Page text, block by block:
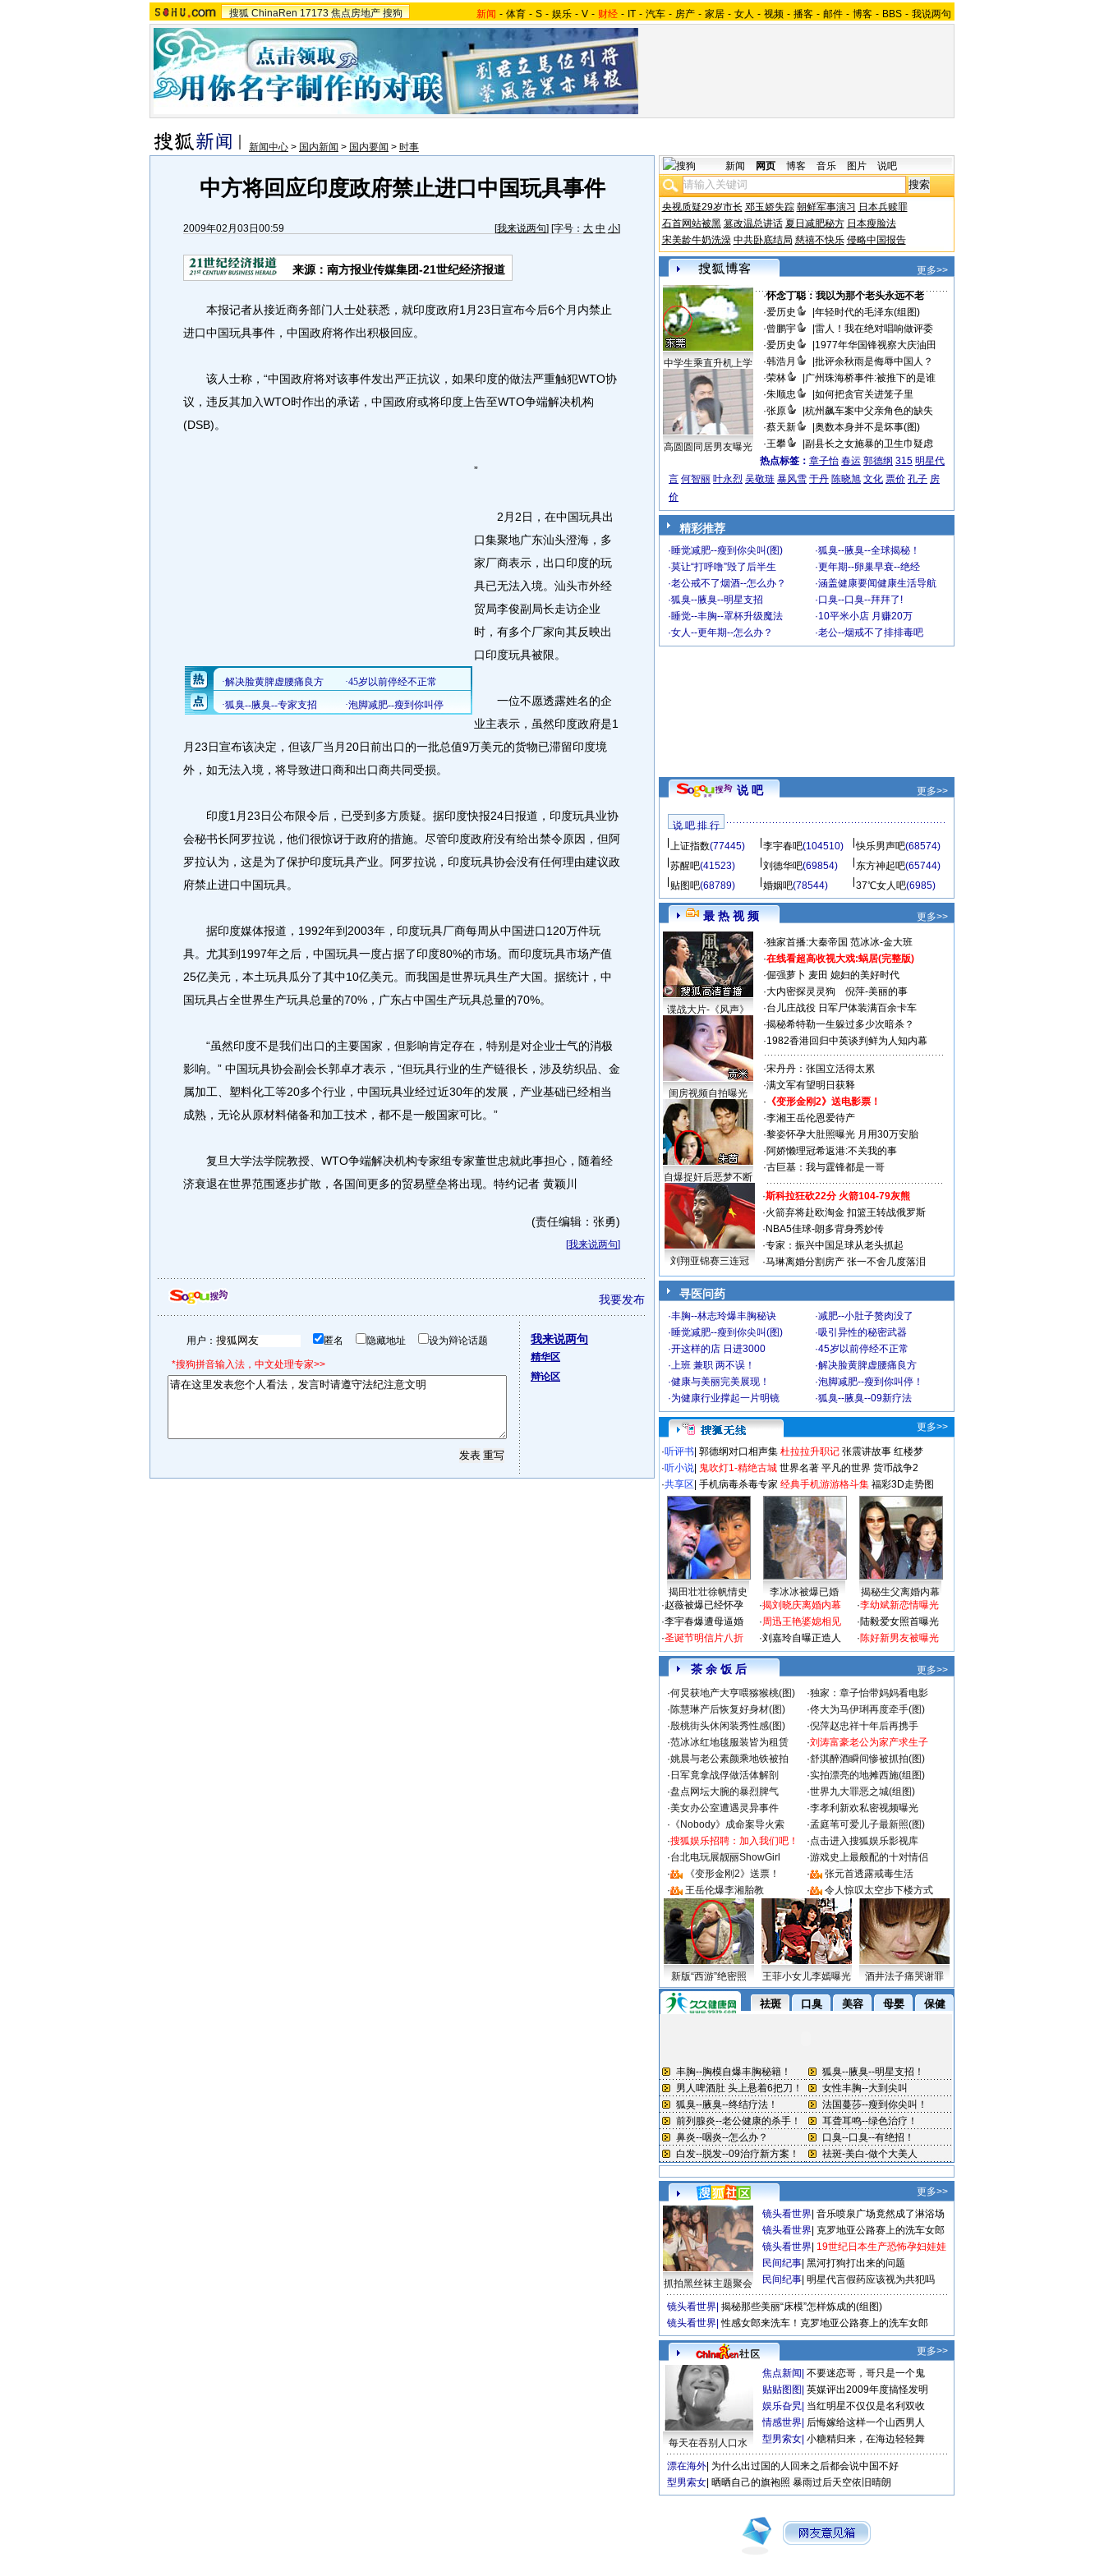
搜狐 ChinaRen 17173 焦点房地产 搜狗 新闻 - 体育 - S - 娱乐 - V - 财经 - IT - 汽车 - 房产 - 家居 - 女人 - 视频 - 播客 - 邮件 - 博客 - BBS - 我说两句
新闻中心 > 国内新闻 > 国内要闻 > 时事
中方将回应印度政府禁止进口中国玩具事件
2009年02月03日00:59 [我来说两句] [字号： 大 中 小]
来源：南方报业传媒集团-21世纪经济报道
本报记者从接近商务部门人士处获悉，就印度政府1月23日宣布今后6个月内禁止
进口中国玩具事件，中国政府将作出积极回应。
该人士称，“中国政府将对该事件发出严正抗议，如果印度的做法严重触犯WTO协
议，违反其加入WTO时作出的承诺，中国政府或将印度上告至WTO争端解决机构
(DSB)。
”
2月2日，在中国玩具出
口集聚地广东汕头澄海，多
家厂商表示，出口印度的玩
具已无法入境。汕头市外经
贸局李俊副局长走访企业
时，有多个厂家向其反映出
口印度玩具被限。
一位不愿透露姓名的企
业主表示，虽然印度政府是1
月23日宣布该决定，但该厂当月20日前出口的一批总值9万美元的货物已滞留印度境
外，如无法入境，将导致进口商和出口商共同受损。
印度1月23日公布限令后，已受到多方质疑。据印度快报24日报道，印度玩具业协
会秘书长阿罗拉说，他们很惊讶于政府的措施。尽管印度政府没有给出禁令原因，但阿
罗拉认为，这是为了保护印度玩具产业。阿罗拉说，印度玩具协会没有任何理由建议政
府禁止进口中国玩具。
据印度媒体报道，1992年到2003年，印度玩具厂商每周从中国进口120万件玩
具。尤其到1997年之后，中国玩具一度占据了印度80%的市场。而印度玩具市场产值
25亿美元，本土玩具瓜分了其中10亿美元。而我国是世界玩具生产大国。据统计，中
国玩具占全世界生产玩具总量的70%，广东占中国生产玩具总量的70%。
“虽然印度不是我们出口的主要国家，但影响肯定存在，特别是对企业士气的消极
影响。” 中国玩具协会副会长郭卓才表示，“但玩具行业的生产链很长，涉及纺织品、金
属加工、塑料化工等20多个行业，中国玩具业经过近30年的发展，产业基础已经相当
成熟，无论从原材料储备和加工技术，都不是一般国家可比。”
复旦大学法学院教授、WTO争端解决机构专家组专家董世忠就此事担心，随着经
济衰退在世界范围逐步扩散，各国间更多的贸易壁垒将出现。特约记者 黄颖川
(责任编辑：张勇)
[我来说两句]
我要发布
用户： 匿名 隐藏地址 设为辩论话题
*搜狗拼音输入法，中文处理专家>>
我来说两句
精华区
辩论区
新闻 网页 博客 音乐 图片 说吧
央视质疑29岁市长 邓玉娇失踪 朝鲜军事演习 日本兵赎罪
石首网站被黑 篡改温总讲话 夏日减肥秘方 日本瘦脸法
宋美龄牛奶洗澡 中共卧底结局 慈禧不快乐 侵略中国报告
更多>>
中学生乘直升机上学
高圆圆同居男友曝光
·怀念丁聪：我以为那个老头永远不老
·爱历史
年轻时代的毛泽东(组图)
·曾鹏宇
雷人！我在绝对唱响做评委
·爱历史
1977年华国锋视察大庆油田
·韩浩月
批评余秋雨是侮辱中国人？
·荣林
广州珠海桥事件:被推下的是谁
·朱顺忠
如何把贪官关进笼子里
·张原
杭州飙车案中父亲角色的缺失
·蔡天新
奥数本身并不是坏事(图)
·王攀
副县长之女施暴的卫生巾疑虑
热点标签： 章子怡 春运 郭德纲 315 明星代
言 何智丽 叶永烈 吴敬琏 暴风雪 于丹 陈晓旭 文化 票价 孔子 房
价
精彩推荐
·睡觉减肥--瘦到你尖叫(图) ·狐臭--腋臭--全球揭秘！
·莫让“打呼噜”毁了后半生 ·更年期--卵巢早衰--绝经
·老公戒不了烟酒--怎么办？ ·涵盖健康要闻健康生活导航
·狐臭--腋臭--明星支招 ·口臭--口臭--拜拜了!
·睡觉--丰胸--罩杯升级魔法 ·10平米小店 月赚20万
·女人--更年期--怎么办？ ·老公--烟戒不了排排毒吧
说 吧 更多>>
说 吧 排 行
上证指数(77445) 李宇春吧(104510) 快乐男声吧(68574)
苏醒吧(41523) 刘德华吧(69854) 东方神起吧(65744)
贴图吧(68789) 婚姻吧(78544) 37℃女人吧(6985)
最 热 视 频 更多>>
谍战大片-《风声》
闺房视频自拍曝光
自爆捉奸后恶梦不断
·独家首播:大秦帝国 范冰冰-金大班
·在线看超高收视大戏:蜗居(完整版)
·倔强萝卜 麦田 媳妇的美好时代
·大内密探灵灵狗
倪萍-美丽的事
·台儿庄战役 日军尸体装满百余卡车
·揭秘希特勒一生躲过多少次暗杀？
·1982香港回归中英谈判鲜为人知内幕
·宋丹丹：张国立活得太累
·满文军有望明日获释
· 《变形金刚2》送电影票！
·李湘王岳伦恩爱待产
·黎姿怀孕大肚照曝光 月用30万安胎
·阿娇懒理冠希返港:不关我的事
·古巨基：我与霆锋都是一哥
刘翔亚锦赛三连冠
·斯科拉狂砍22分 火箭104-79灰熊
·火箭弃将赴欧淘金 扣篮王转战俄罗斯
· NBA5佳球-朗多背身秀妙传
·专家：振兴中国足球从老头抓起
·马琳离婚分割房产 张一不舍几度落泪
寻医问药
·丰胸--林志玲爆丰胸秘诀 ·减肥--小肚子赘肉没了
·睡觉减肥--瘦到你尖叫(图) ·吸引异性的秘密武器
·开这样的店 日进3000 ·45岁以前停经不正常
·上班 兼职 两不误！ ·解决脸黄脾虚腰痛良方
·健康与美丽完美展现！ ·泡脚减肥--瘦到你叫停！
·为健康行业撑起一片明镜 ·狐臭--腋臭--09新疗法
更多>>
·听评书 郭德纲对口相声集 杜拉拉升职记 张震讲故事 红楼梦
·听小说 鬼吹灯1-精绝古城 世界名著 平凡的世界 货币战争2
·共享区 手机病毒杀毒专家 经典手机游游格斗集 福彩3D走势图
揭田壮壮徐帆情史 李冰冰被爆已婚
揭秘生父离婚内幕
·赵薇被爆已经怀孕
·李宇春爆遭母逼婚
·圣诞节明信片八折
·揭刘晓庆离婚内幕
·周迅王艳婆媳相见
·刘嘉玲自曝正造人
·李幼斌新恋情曝光
·陆毅爱女照首曝光
·陈好新男友被曝光
茶 余 饭 后
更多>>
·何炅获地产大亨喂猕猴桃(图) ·独家：章子怡带妈妈看电影
·陈慧琳产后恢复好身材(图) ·佟大为马伊琍再度牵手(图)
·殷桃街头休闲装秀性感(图) ·倪萍赵忠祥十年后再携手
·范冰冰红地毯服装皆为租赁 ·刘涛富豪老公为家产求生子
·姚晨与老公素颜乘地铁被拍 ·舒淇醉酒瞬间惨被抓拍(图)
· 日军竟拿战俘做活体解剖 ·实拍漂亮的地摊西施(组图)
·盘点网坛大腕的暴烈脾气 ·世界九大罪恶之城(组图)
·美女办公室遭遇灵异事件 ·李孝利新欢私密视频曝光
· 《Nobody》成命案导火索 ·孟庭苇可爱儿子最新照(图)
·搜狐娱乐招聘：加入我们吧！ ·点击进入搜狐娱乐影视库
·台北电玩展靓丽ShowGirl ·游戏史上最般配的十对情侣
·
《变形金刚2》送票！ ·
张元首透露戒毒生活
·
王岳伦爆李湘胎教 · 令人惊叹太空步下楼方式
新版“西游”绝密照 王菲小女儿李嫣曝光 酒井法子痛哭谢罪
更多>>
抓拍黑丝袜主题聚会
镜头看世界 音乐喷泉广场竟然成了淋浴场
镜头看世界 克罗地亚公路赛上的洗车女郎
镜头看世界 19世纪日本生产恐怖孕妇娃娃
民间纪事 黑河打狗打出来的问题
民间纪事 明星代言假药应该视为共犯吗
镜头看世界 揭秘那些美丽“床模”怎样炼成的(组图)
镜头看世界 性感女郎来洗车！克罗地亚公路赛上的洗车女郎
更多>>
每天在吞别人口水
焦点新闻 不要迷恋哥，哥只是一个鬼
贴贴图图 英媒评出2009年度搞怪发明
娱乐旮旯 当红明星不仅仅是名利双收
情感世界 后悔嫁给这样一个山西男人
型男索女 小糖精归来，在海边轻轻舞
漂在海外 为什么出过国的人回来之后都会说中国不好
型男索女 晒晒自己的旗袍照 暴雨过后天空依旧晴朗